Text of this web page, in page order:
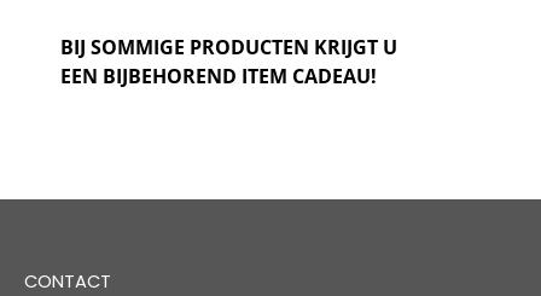
BIJ SOMMIGE PRODUCTEN KRIJGT U
EEN BIJBEHOREND ITEM CADEAU!
CONTACT